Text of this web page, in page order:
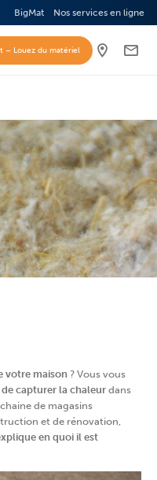
BigMat Nos services en ligne
– Louez du matériel
votre maison ? Vous vous
capturer la chaleur dans
de magasins
et de rénovation,
en quoi il est